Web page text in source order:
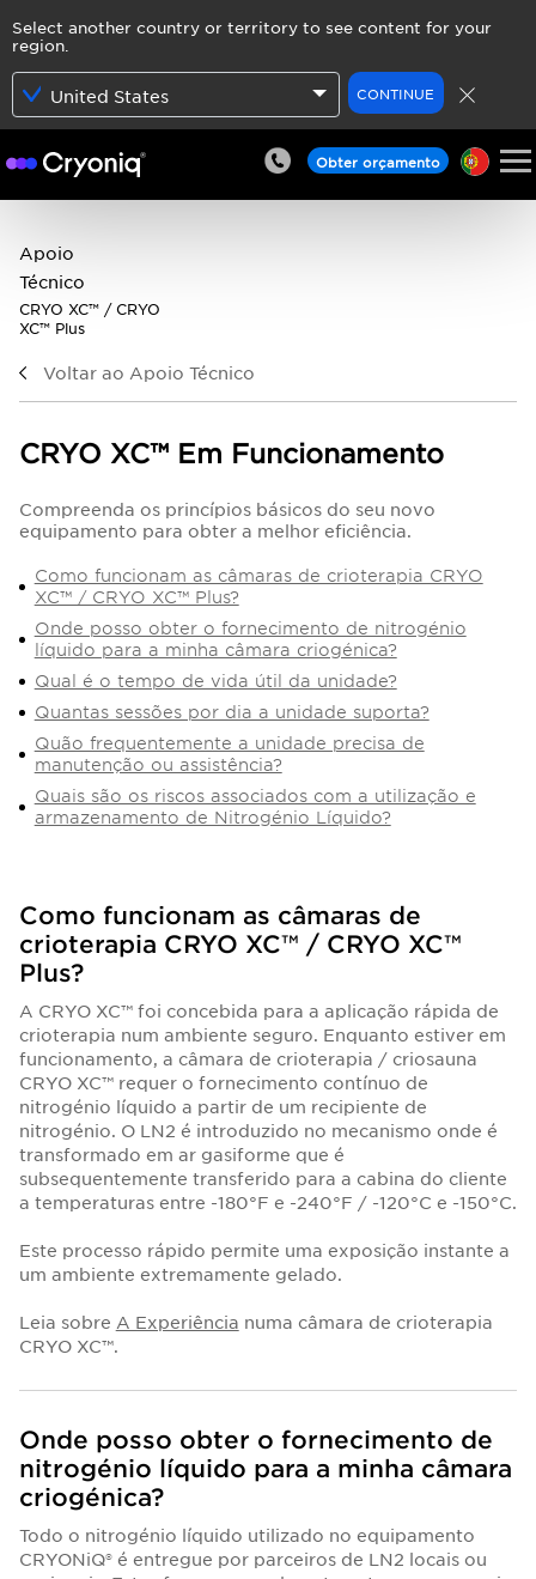
Select another country or territory to see content for your
region.
United States CONTINUE
Obter orçamento
Apoio
Técnico
CRYO XC™ / CRYO
XC™ Plus
Voltar ao Apoio Técnico
CRYO XC™ Em Funcionamento
Compreenda os princípios básicos do seu novo
equipamento para obter a melhor eficiência.
Como funcionam as câmaras de crioterapia CRYO
XC™ / CRYO XC™ Plus?
Onde posso obter o fornecimento de nitrogénio
líquido para a minha câmara criogénica?
Qual é o tempo de vida útil da unidade?
Quantas sessões por dia a unidade suporta?
Quão frequentemente a unidade precisa de
manutenção ou assistência?
Quais são os riscos associados com a utilização e
armazenamento de Nitrogénio Líquido?
Como funcionam as câmaras de
crioterapia CRYO XC™ / CRYO XC™
Plus?
A CRYO XC™ foi concebida para a aplicação rápida de
crioterapia num ambiente seguro. Enquanto estiver em
funcionamento, a câmara de crioterapia / criosauna
CRYO XC™ requer o fornecimento contínuo de
nitrogénio líquido a partir de um recipiente de
nitrogénio. O LN2 é introduzido no mecanismo onde é
transformado em ar gasiforme que é
subsequentemente transferido para a cabina do cliente
a temperaturas entre -180°F e -240°F / -120°C e -150°C.
Este processo rápido permite uma exposição instante a
um ambiente extremamente gelado.
Leia sobre A Experiência numa câmara de crioterapia
CRYO XC™.
Onde posso obter o fornecimento de
nitrogénio líquido para a minha câmara
criogénica?
Todo o nitrogénio líquido utilizado no equipamento
CRYONiQ® é entregue por parceiros de LN2 locais ou